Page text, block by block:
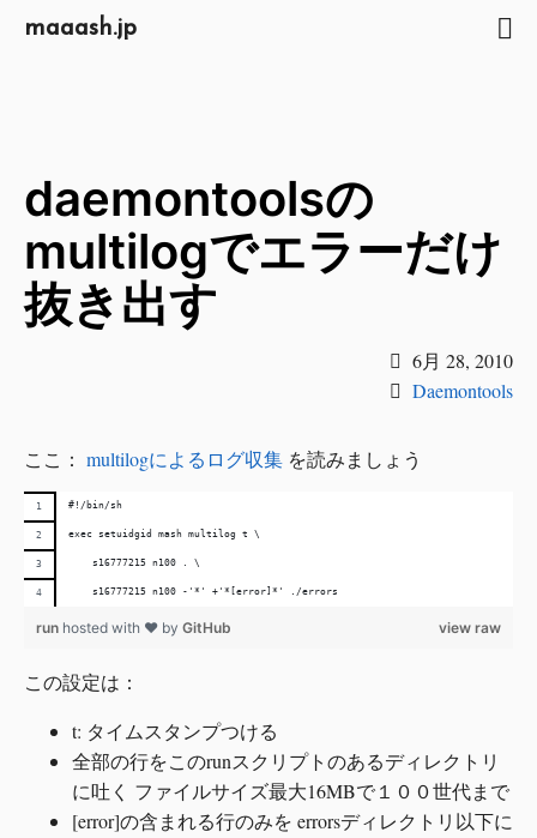
maaash.jp
daemontoolsの
multilogでエラーだけ
抜き出す
6月 28, 2010
Daemontools
ここ： multilogによるログ収集 を読みましょう
#!/bin/sh
exec setuidgid mash multilog t \
    s16777215 n100 . \
    s16777215 n100 -'*' +'*[error]*' ./errors
view raw
run hosted with ❤ by GitHub
この設定は：
t: タイムスタンプつける
全部の行をこのrunスクリプトのあるディレクトリ
に吐く ファイルサイズ最大16MBで１００世代まで
[error]の含まれる行のみを errorsディレクトリ以下に